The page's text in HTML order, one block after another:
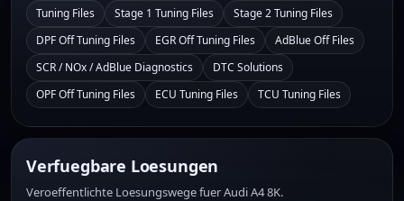
Tuning Files Stage 1 Tuning Files
Stage 2 Tuning Files
DPF Off Tuning Files
EGR Off Tuning Files
AdBlue Off Files
SCR / NOx / AdBlue Diagnostics
DTC Solutions
OPF Off Tuning Files
ECU Tuning Files TCU Tuning Files
Verfuegbare Loesungen
Veroeffentlichte Loesungswege fuer Audi A4 8K.